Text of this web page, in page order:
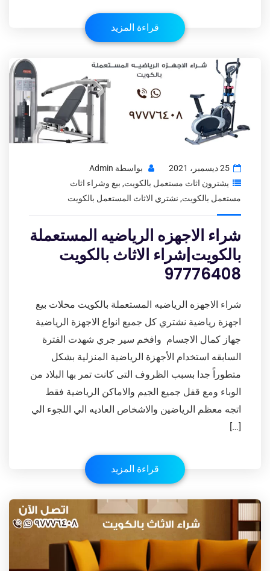
قراءة المزيد
25 ديسمبر، 2021 بواسطة Admin
يشترون اثاث مستعمل بالكويت, بيع وشراء اثاث
مستعمل بالكويت, نشتري الاثاث المستعمل بالكويت
شراء الاجهزه الرياضيه المستعملة
بالكويت|شراء الاثاث بالكويت
97776408
شراء الاجهزه الرياضيه المستعملة بالكويت محلات بيع
اجهزة رياضية نشتري كل جميع انواع الاجهزة الرياضية
جهاز كمال الاجسام وافخم سير جري شهدت الفترة
السابقه استخدام الأجهزة الرياضية المنزلية بشكل
متطوراً جدا بسبب الظروف التى كانت تمر بها البلاد من
الوباء ومع قفل جميع الجيم والاماكن الرياضية فقط
اتجه معظم الرياضين والاشخاص العاديه الي اللجوء الي
[…]
قراءة المزيد